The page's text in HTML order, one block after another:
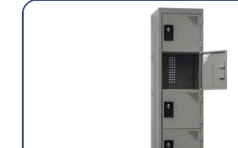
Station d'entretien/gonflage
Découvrir